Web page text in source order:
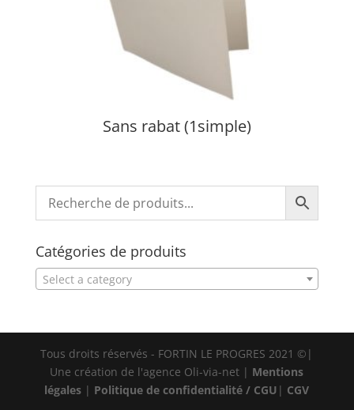
Sans rabat (1simple)
Catégories de produits
Select a category
Tous droits réservés - FORTIN LE PROGRES 2021 ©|
Une création de l'agence Oli-via-net | Mentions
légales | Politique de confidentialité / CGU | CGV